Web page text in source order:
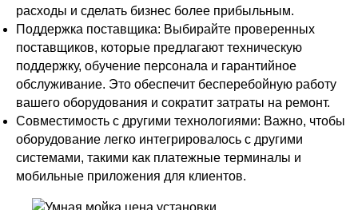
расходы и сделать бизнес более прибыльным.
Поддержка поставщика: Выбирайте проверенных
поставщиков, которые предлагают техническую
поддержку, обучение персонала и гарантийное
обслуживание. Это обеспечит бесперебойную работу
вашего оборудования и сократит затраты на ремонт.
Совместимость с другими технологиями: Важно, чтобы
оборудование легко интегрировалось с другими
системами, такими как платежные терминалы и
мобильные приложения для клиентов.